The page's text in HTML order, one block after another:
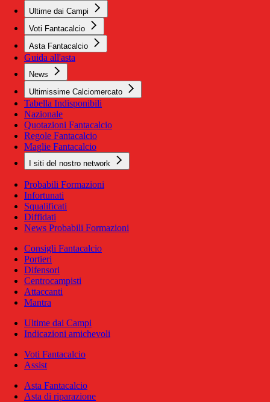
Ultime dai Campi
Voti Fantacalcio
Asta Fantacalcio
Guida all'asta
News
Ultimissime Calciomercato
Tabella Indisponibili
Nazionale
Quotazioni Fantacalcio
Regole Fantacalcio
Maglie Fantacalcio
I siti del nostro network
Probabili Formazioni
Infortunati
Squalificati
Diffidati
News Probabili Formazioni
Consigli Fantacalcio
Portieri
Difensori
Centrocampisti
Attaccanti
Mantra
Ultime dai Campi
Indicazioni amichevoli
Voti Fantacalcio
Assist
Asta Fantacalcio
Asta di riparazione